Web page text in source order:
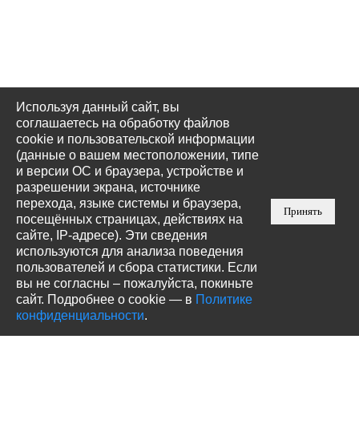
Используя данный сайт, вы
соглашаетесь на обработку файлов
cookie и пользовательской информации
(данные о вашем местоположении, типе
и версии ОС и браузера, устройстве и
разрешении экрана, источнике
перехода, языке системы и браузера,
посещённых страницах, действиях на
сайте, IP-адресе). Эти сведения
используются для анализа поведения
пользователей и сбора статистики. Если
вы не согласны – пожалуйста, покиньте
сайт. Подробнее о cookie — в Политике
конфиденциальности.
Принять